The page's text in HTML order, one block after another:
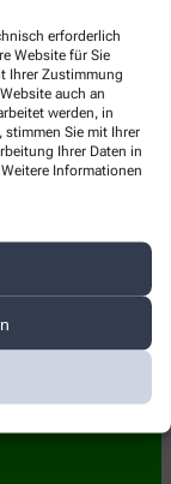
erforderlich
Website für Sie
Ihrer Zustimmung
auch an
werden, in
stimmen Sie mit Ihrer
Ihrer Daten in
Informationen